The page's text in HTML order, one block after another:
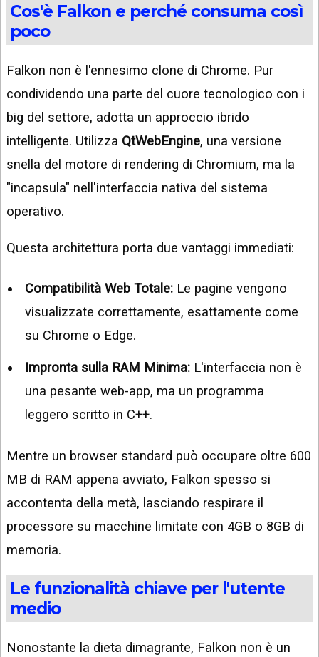
Cos'è Falkon e perché consuma così
poco
Falkon non è l'ennesimo clone di Chrome. Pur
condividendo una parte del cuore tecnologico con i
big del settore, adotta un approccio ibrido
intelligente. Utilizza QtWebEngine, una versione
snella del motore di rendering di Chromium, ma la
"incapsula" nell'interfaccia nativa del sistema
operativo.
Questa architettura porta due vantaggi immediati:
Compatibilità Web Totale: Le pagine vengono
visualizzate correttamente, esattamente come
su Chrome o Edge.
Impronta sulla RAM Minima: L'interfaccia non è
una pesante web-app, ma un programma
leggero scritto in C++.
Mentre un browser standard può occupare oltre 600
MB di RAM appena avviato, Falkon spesso si
accontenta della metà, lasciando respirare il
processore su macchine limitate con 4GB o 8GB di
memoria.
Le funzionalità chiave per l'utente
medio
Nonostante la dieta dimagrante, Falkon non è un